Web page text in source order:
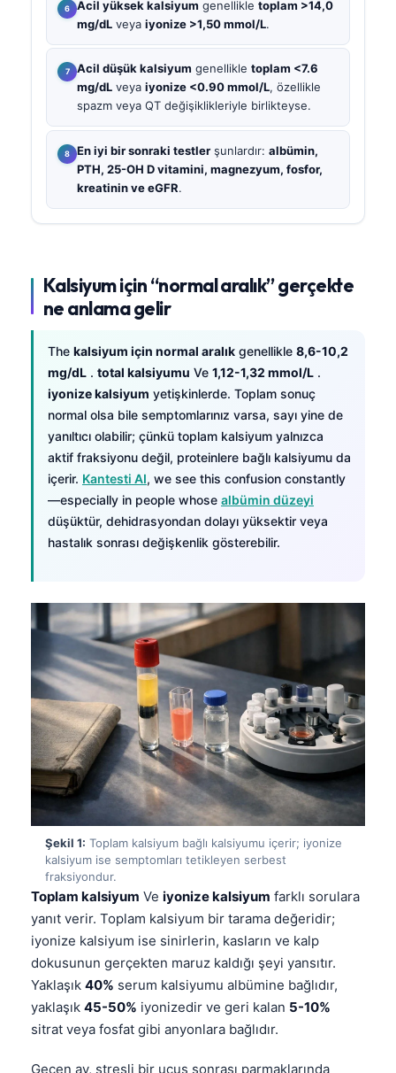
Acil yüksek kalsiyum genellikle toplam >14,0
mg/dL veya iyonize >1,50 mmol/L.
Acil düşük kalsiyum genellikle toplam <7.6
mg/dL veya iyonize <0.90 mmol/L, özellikle
spazm veya QT değişiklikleriyle birlikteyse.
En iyi bir sonraki testler şunlardır: albümin,
PTH, 25-OH D vitamini, magnezyum, fosfor,
kreatinin ve eGFR.
Kalsiyum için “normal aralık” gerçekte
ne anlama gelir
The kalsiyum için normal aralık genellikle 8,6-10,2
mg/dL . total kalsiyumu Ve 1,12-1,32 mmol/L .
iyonize kalsiyum yetişkinlerde. Toplam sonuç
normal olsa bile semptomlarınız varsa, sayı yine de
yanıltıcı olabilir; çünkü toplam kalsiyum yalnızca
aktif fraksiyonu değil, proteinlere bağlı kalsiyumu da
içerir. Kantesti AI, we see this confusion constantly
—especially in people whose albümin düzeyi
düşüktür, dehidrasyondan dolayı yüksektir veya
hastalık sonrası değişkenlik gösterebilir.
Şekil 1: Toplam kalsiyum bağlı kalsiyumu içerir; iyonize
kalsiyum ise semptomları tetikleyen serbest
fraksiyondur.
Toplam kalsiyum Ve iyonize kalsiyum farklı sorulara
yanıt verir. Toplam kalsiyum bir tarama değeridir;
iyonize kalsiyum ise sinirlerin, kasların ve kalp
dokusunun gerçekten maruz kaldığı şeyi yansıtır.
Yaklaşık 40% serum kalsiyumu albümine bağlıdır,
yaklaşık 45-50% iyonizedir ve geri kalan 5-10%
sitrat veya fosfat gibi anyonlara bağlıdır.
Geçen ay, stresli bir uçuş sonrası parmaklarında